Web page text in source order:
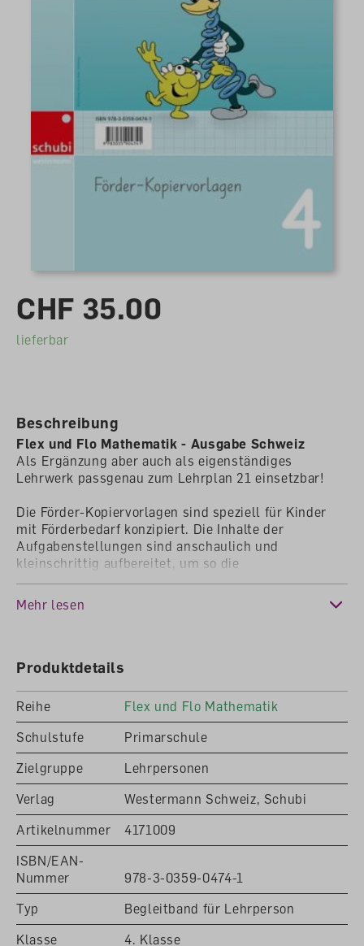
CHF 35.00
lieferbar
Beschreibung
Flex und Flo Mathematik - Ausgabe Schweiz
Als Ergänzung aber auch als eigenständiges
Lehrwerk passgenau zum Lehrplan 21 einsetzbar!
Die Förder-Kopiervorlagen sind speziell für Kinder
mit Förderbedarf konzipiert. Die Inhalte der
Aufgabenstellungen sind anschaulich und
kleinschrittig aufbereitet, um so die
Zusammenhänge für die Kinder noch besser zu
verdeutlichen. Diesen folgen dann beziehungsreiche
Übungen. Die Kopiervorlagen dienen zur Anbahnung
Diagnoseheft abgestimmt, können aber auch
lehrmittelunabhängig eingesetzt werden.
Lieferbeschränkung durch Verlag: Lieferung nur an
Lehrpersonen und Schulen, zum vollen Preis
Mehr lesen
Produktdetails
Reihe
Flex und Flo Mathematik
Schulstufe
Primarschule
Zielgruppe
Lehrpersonen
Verlag
Westermann Schweiz, Schubi
Artikelnummer
4171009
ISBN/EAN-
Nummer
978-3-0359-0474-1
Typ
Begleitband für Lehrperson
Klasse
4. Klasse